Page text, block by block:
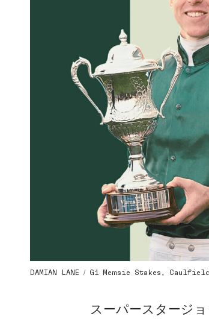
DAMIAN LANE / G1 Memsie Stakes,
スーパースタージ